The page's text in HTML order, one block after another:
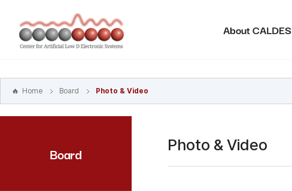
바로가기
주메뉴
바로가기
About CALDES
Home Board Photo & Video
Board Photo & Video